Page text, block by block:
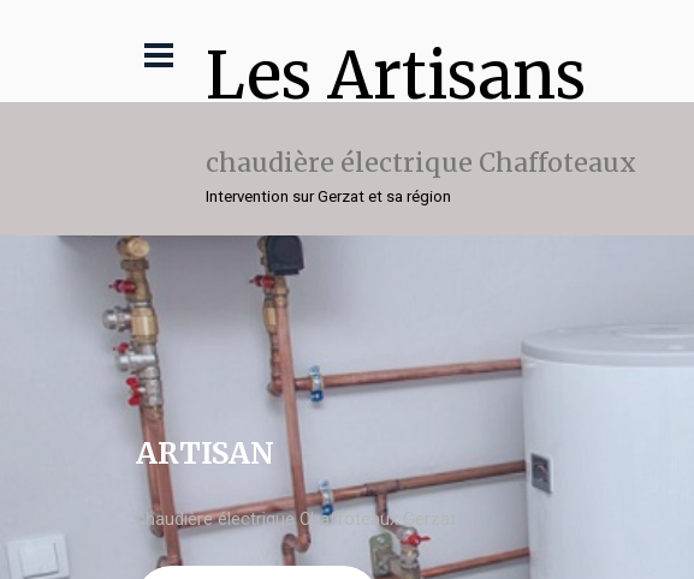
Les Artisans
chaudière électrique Chaffoteaux
Intervention sur Gerzat et sa région
ARTISAN
chaudière électrique Chaffoteaux Gerzat